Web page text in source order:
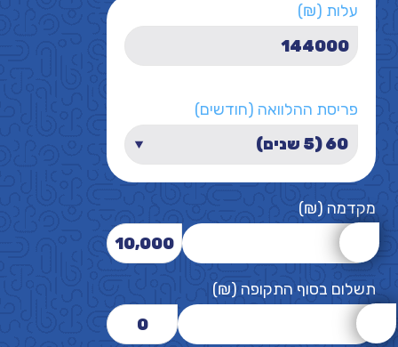
עלות (₪)
פריסת ההלוואה (חודשים)
מקדמה (₪)
10,000
תשלום בסוף התקופה (₪)
0